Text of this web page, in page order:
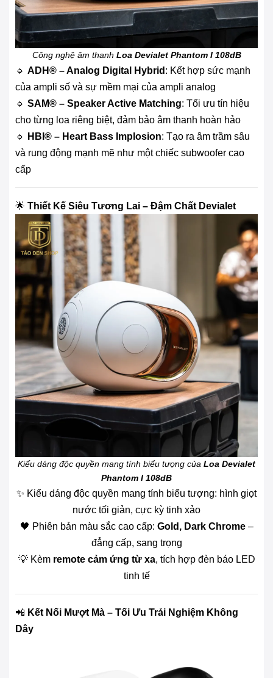
Công nghệ âm thanh Loa Devialet Phantom I 108dB
🔹 ADH® – Analog Digital Hybrid : Kết hợp sức mạnh
của ampli số và sự mềm mại của ampli analog
🔹 SAM® – Speaker Active Matching: Tối ưu tín hiệu
cho từng loa riêng biệt, đảm bảo âm thanh hoàn hảo
🔹
HBI® – Heart Bass Implosion: Tạo ra âm trầm sâu
và rung động mạnh mẽ như một chiếc subwoofer cao
cấp
🌟 Thiết Kế Siêu Tương Lai – Đậm Chất Devialet
Kiểu dáng độc quyền mang tính biểu tượng của Loa Devialet
Phantom I 108dB
✨ Kiểu dáng độc quyền mang tính biểu tượng: hình giọt
nước tối giản, cực kỳ tinh xảo
🖤 Phiên bản màu sắc cao cấp: Gold, Dark Chrome–
đẳng cấp, sang trọng
💡 Kèm remote cảm ứng từ xa, tích hợp đèn báo LED
tinh tế
📲 Kết Nối Mượt Mà – Tối Ưu Trải Nghiệm Không
Dây